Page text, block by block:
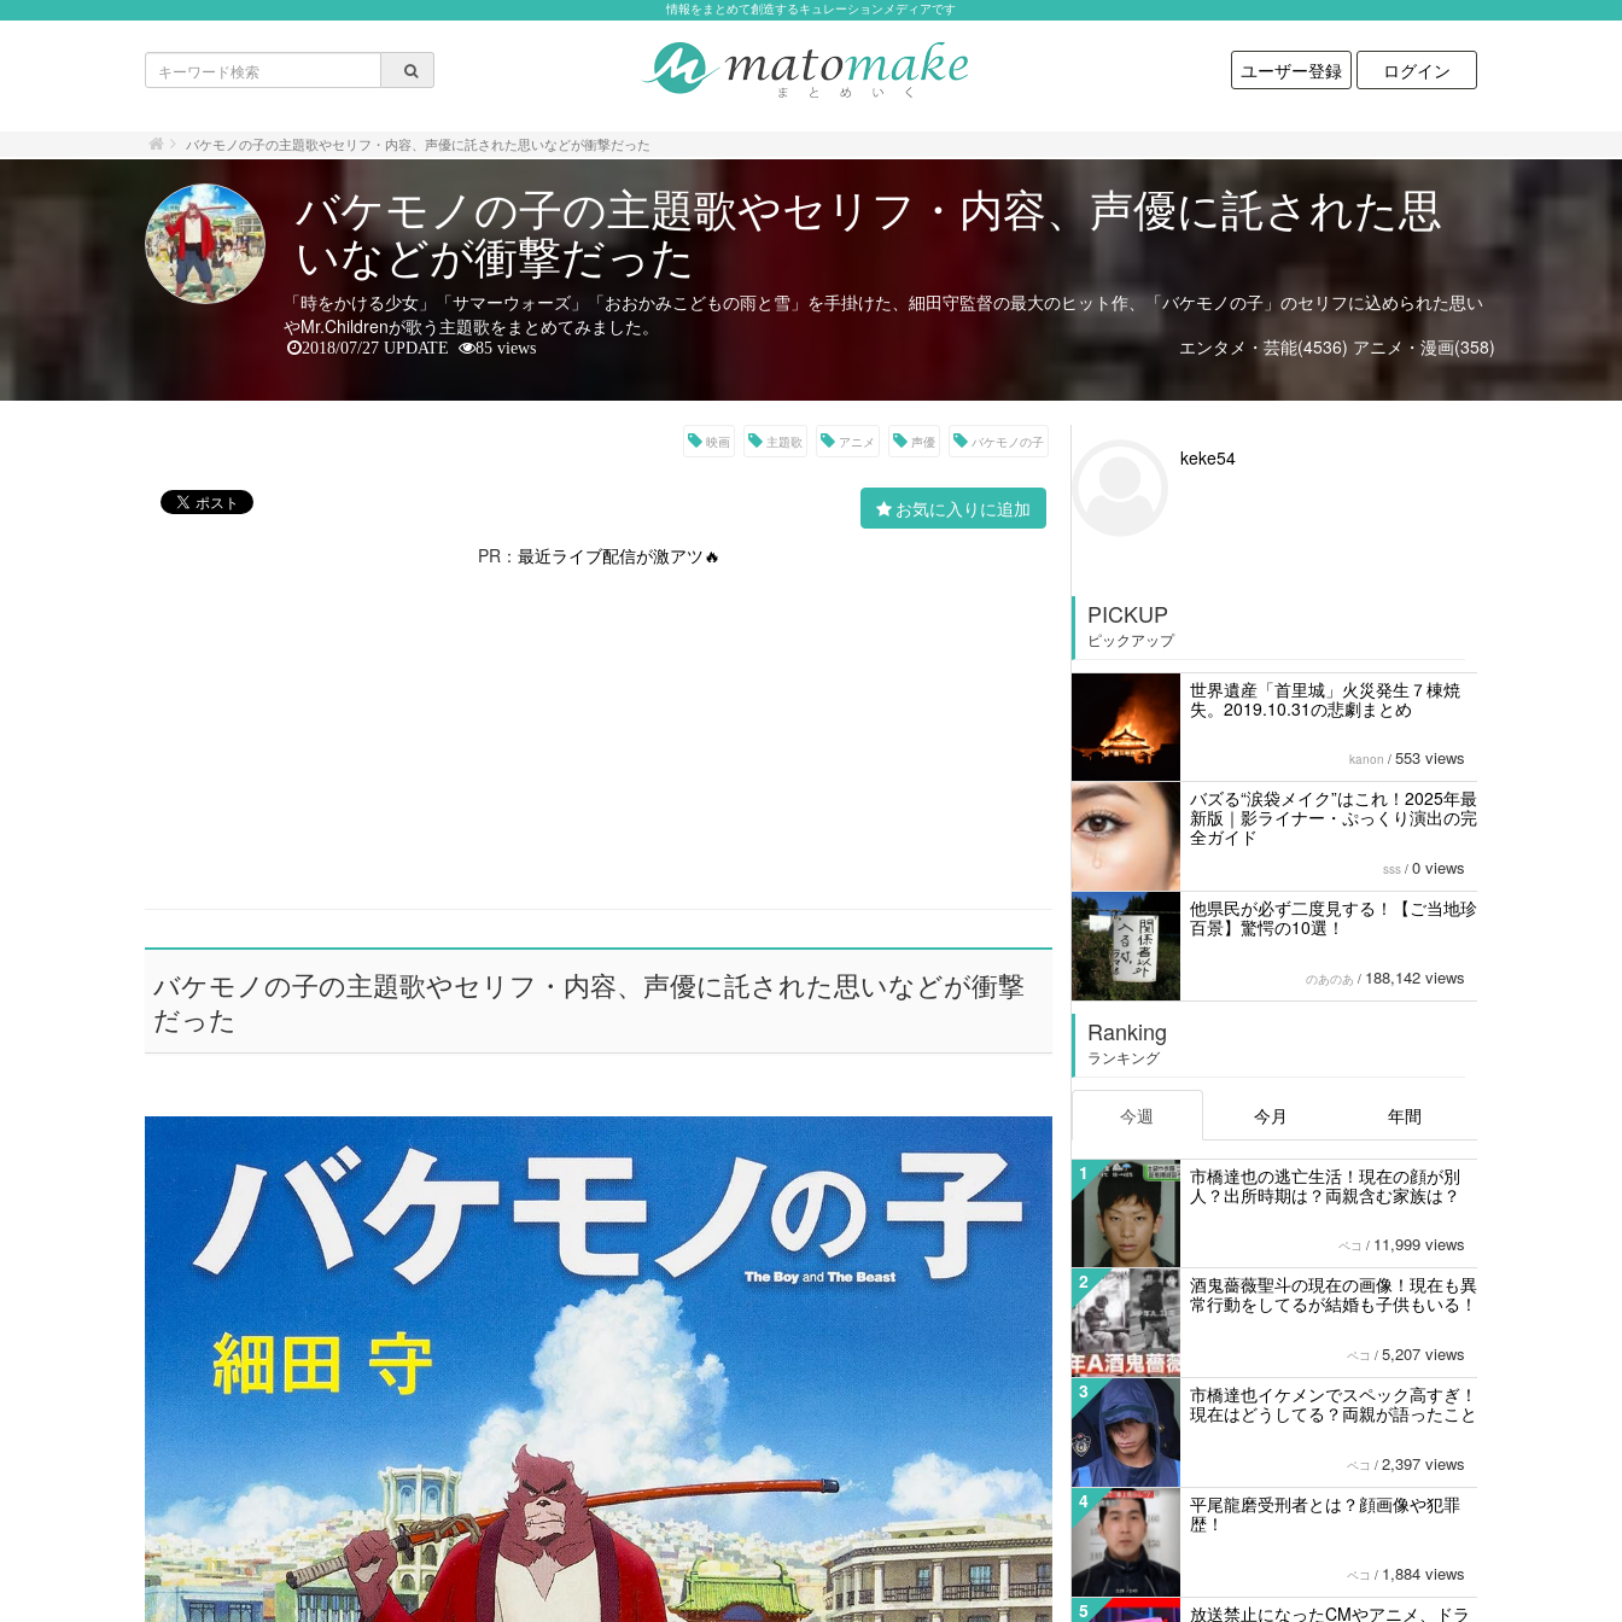
情報をまとめて創造するキュレーションメディアです
ユーザー登録 ログイン
バケモノの子の主題歌やセリフ・内容、声優に託された思いなどが衝撃だった
バケモノの子の主題歌やセリフ・内容、声優に託された思
いなどが衝撃だった
「時をかける少女」「サマーウォーズ」「おおかみこどもの雨と雪」を手掛けた、細田守監督の最大のヒット作、「バケモノの子」のセリフに込められた思い
やMr.Childrenが歌う主題歌をまとめてみました。
エンタメ・芸能(4536) アニメ・漫画(358)
2018/07/27 UPDATE 85 views
映画 主題歌 アニメ 声優 バケモノの子
お気に入りに追加
PR： 最近ライブ配信が激アツ🔥
バケモノの子の主題歌やセリフ・内容、声優に託された思いなどが衝撃
だった
keke54
PICKUP
ピックアップ
世界遺産「首里城」火災発生７棟焼
失。2019.10.31の悲劇まとめ
kanon / 553 views
バズる“涙袋メイク”はこれ！2025年最
新版｜影ライナー・ぷっくり演出の完
全ガイド
sss / 0 views
他県民が必ず二度見する！【ご当地珍
百景】驚愕の10選！
のあのあ / 188,142 views
Ranking
ランキング
今週 今月 年間
1
市橋達也の逃亡生活！現在の顔が別
人？出所時期は？両親含む家族は？
ペコ / 11,999 views
2
酒鬼薔薇聖斗の現在の画像！現在も異
常行動をしてるが結婚も子供もいる！
ペコ / 5,207 views
3
市橋達也イケメンでスペック高すぎ！
現在はどうしてる？両親が語ったこと
ペコ / 2,397 views
4
平尾龍磨受刑者とは？顔画像や犯罪
歴！
ペコ / 1,884 views
5
放送禁止になったCMやアニメ、ドラ